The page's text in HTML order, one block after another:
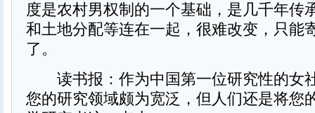
度是农村男权制的一个基础，是几千年传
和土地分配等连在一起，很难改变，只能
了。
读书报：作为中国第一位研究性的女
您的研究领域颇为宽泛，但人们还是将您